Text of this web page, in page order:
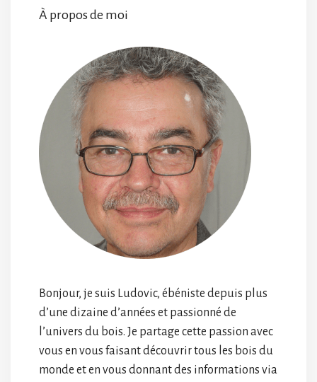
À propos de moi
Bonjour, je suis Ludovic, ébéniste depuis plus
d’une dizaine d’années et passionné de
l’univers du bois. Je partage cette passion avec
vous en vous faisant découvrir tous les bois du
monde et en vous donnant des informations via